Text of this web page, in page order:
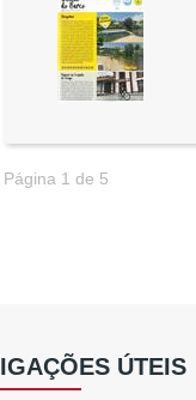
Página 1 de 5
ÚTEIS